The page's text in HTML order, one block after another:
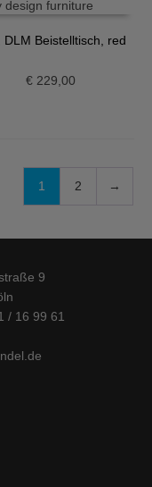
DLM Beistelltisch, red
€ 229,00
1 2 →
9
/ 16 99 61